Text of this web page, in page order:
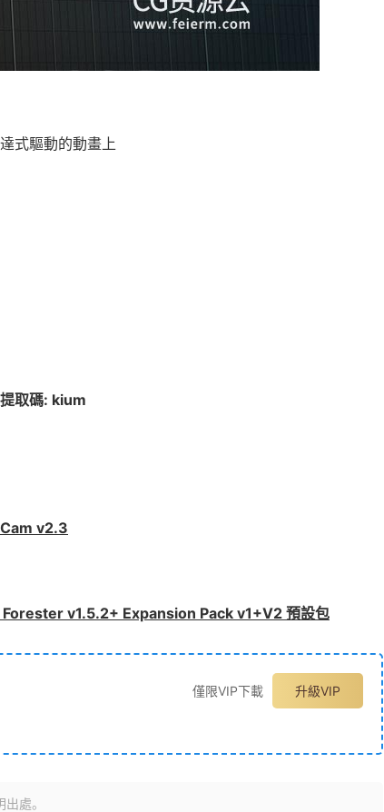
式驅動的動畫上
取碼: kium
v2.3
v1.5.2+ Expansion Pack v1+V2 預設包
僅限VIP下載 升級VIP
處。